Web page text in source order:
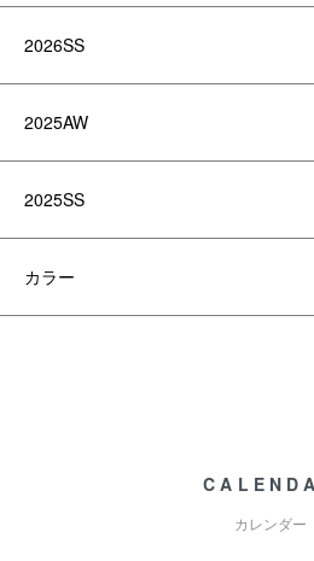
2026SS
2025AW
2025SS
カラー
カレンダー